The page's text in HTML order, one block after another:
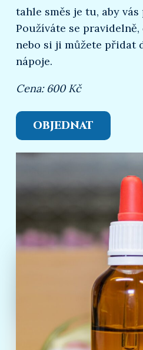
tahle směs je tu, aby
Používáte se
nebo si ji můžete přidat
nápoje.
Cena: 600 Kč
OBJEDNAT